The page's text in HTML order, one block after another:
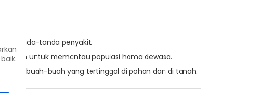
tanda-tanda penyakit.
untuk memantau populasi hama dewasa.
buah-buah yang tertinggal di pohon dan di tanah.